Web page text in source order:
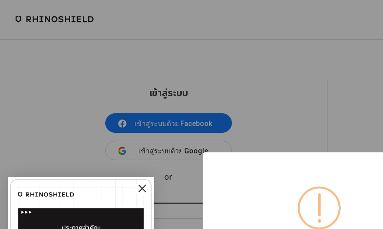
เข้าสู่ระบบ
เข้าสู่ระบบด้วย Facebook
เข้าสู่ระบบด้วย Google
or
อีเมล